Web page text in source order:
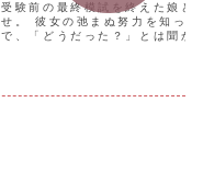
受験前の最終模試を終えた娘と
せ。 彼女の弛まぬ努力を知って
で、「どうだった？」とは聞か